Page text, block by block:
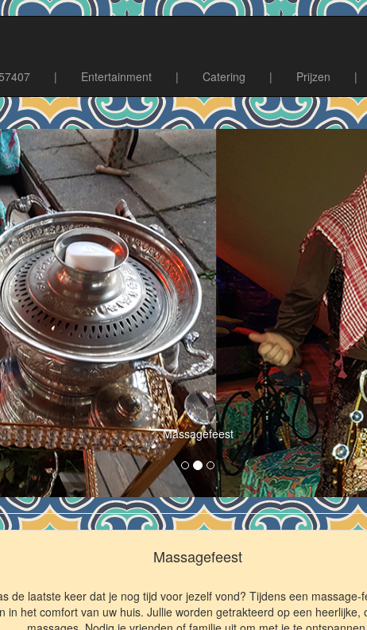
| Entertainment | Catering | Prijzen |
Massagefeest
Massagefeest
de laatste keer dat je nog tijd voor jezelf vond? Tijdens een
in het comfort van uw huis. Jullie worden getrakteerd op een